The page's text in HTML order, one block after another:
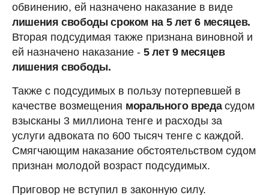
обвинению, ей назначено наказание в виде
лишения свободы сроком на 5 лет 6 месяцев.
Вторая подсудимая также признана виновной и
ей назначено наказание - 5 лет 9 месяцев
лишения свободы.
Также с подсудимых в пользу потерпевшей в
качестве возмещения морального вредасудом
взысканы 3 миллиона тенге и расходы за
услуги адвоката по 600 тысяч тенге с каждой.
Смягчающим наказание обстоятельством судом
признан молодой возраст подсудимых.
Приговор не вступил в законную силу.